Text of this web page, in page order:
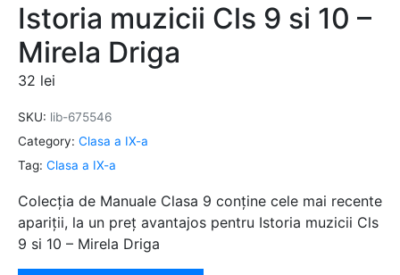
Istoria muzicii Cls 9 si 10 –
Mirela Driga
32 lei
SKU: lib-675546
Category: Clasa a IX-a
Tag: Clasa a IX-a
Colecția de Manuale Clasa 9 conține cele mai recente
apariții, la un preț avantajos pentru Istoria muzicii Cls
9 si 10 – Mirela Driga